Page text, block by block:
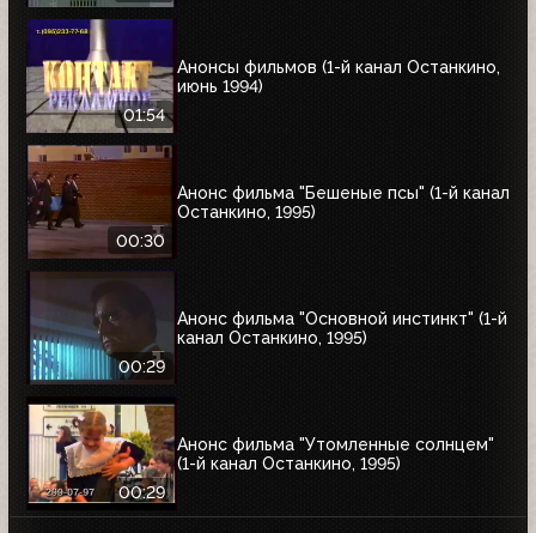
01:54
Анонсы фильмов (1-й канал Останкино,
июнь 1994)
00:30
Анонс фильма "Бешеные псы" (1-й канал
Останкино, 1995)
00:29
Анонс фильма "Основной инстинкт" (1-й
канал Останкино, 1995)
00:29
Анонс фильма "Утомленные солнцем"
(1-й канал Останкино, 1995)